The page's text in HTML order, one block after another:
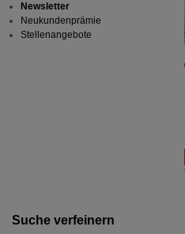
Suche verfeinern
Newsletter
Neukundenprämie
Stellenangebote